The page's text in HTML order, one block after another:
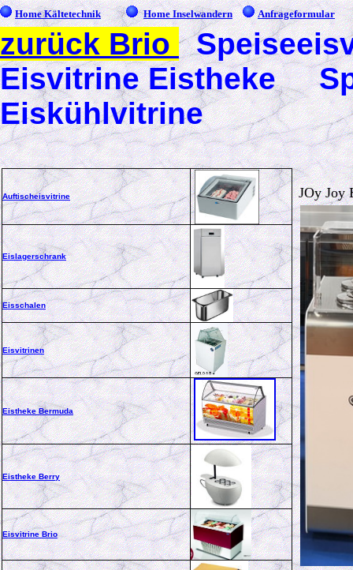
Home Kältetechnik Home Inselwandern Anfrageformular
zurück Brio
Eisvitrine Eistheke
Eiskühlvitrine
Auftischeisvitrine
Eislagerschrank
Eisschalen
Eisvitrinen
Eistheke Bermuda
Eistheke Berry
Eisvitrine Brio
JOy Joy